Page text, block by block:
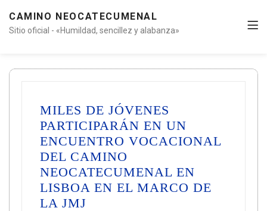
CAMINO NEOCATECUMENAL
Sitio oficial - «Humildad, sencillez y alabanza»
MILES DE JÓVENES
PARTICIPARÁN EN UN
ENCUENTRO VOCACIONAL
DEL CAMINO
NEOCATECUMENAL EN
LISBOA EN EL MARCO DE
LA JMJ